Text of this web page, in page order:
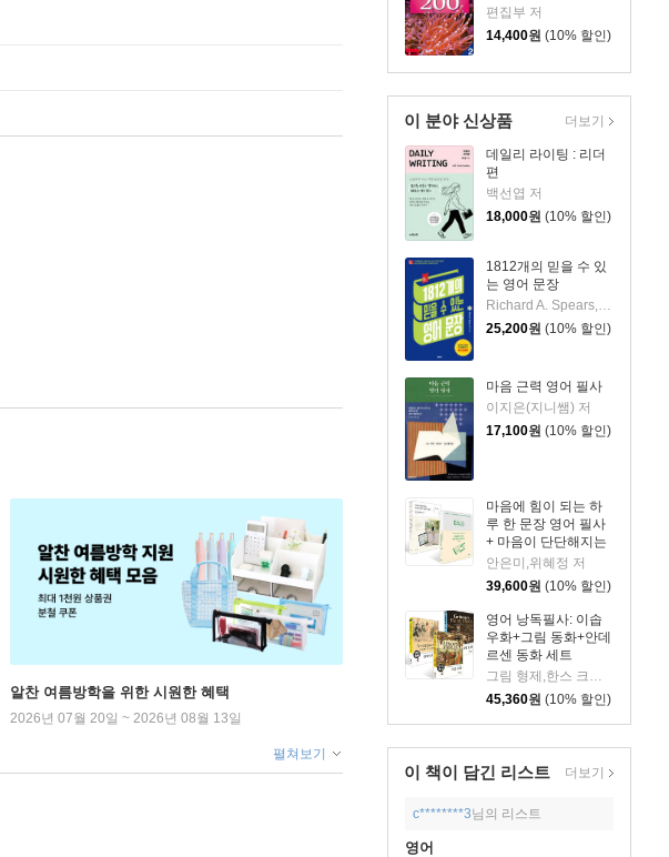
편집부 저
14,400원 (10% 할인)
이 분야 신상품
데일리 라이팅 : 리더
편
백선엽 저
18,000원 (10% 할인)
1812개의 믿을 수 있
는 영어 문장
Richard A. Spears, Ph. D. 저
25,200원 (10% 할인)
마음 근력 영어 필사
이지은(지니쌤) 저
17,100원 (10% 할인)
마음에 힘이 되는 하
루 한 문장 영어 필사
+ 마음이 단단해지는
하루 한 문장 일본어
필사 세트
안은미,위혜정 저
39,600원 (10% 할인)
영어 낭독필사: 이솝
우화+그림 동화+안데
르센 동화 세트
그림 형제,한스 크리스티안 안데르센 저/이솝 원저/BIG PICTURE 편
45,360원 (10% 할인)
더보기
이 책이 담긴 리스트 더보기
c********3님의 리스트
영어
알찬 여름방학을 위한 시원한 혜택
2026년 07월 20일 ~ 2026년 08월 13일
펼쳐보기